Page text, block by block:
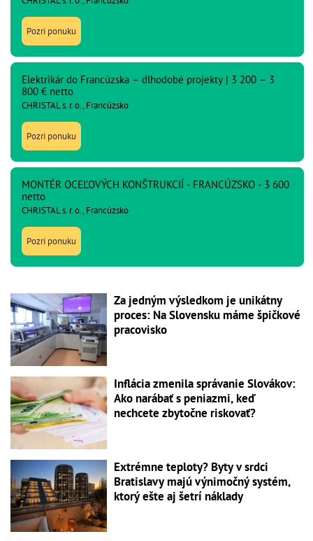
Pozri ponuku
Elektrikár do Francúzska – dlhodobé projekty | 3 200 – 3
800 € netto
CHRISTAL s. r. o., Francúzsko
Pozri ponuku
MONTÉR OCEĽOVÝCH KONŠTRUKCIÍ - FRANCÚZSKO - 3 600
netto
CHRISTAL s. r. o., Francúzsko
Pozri ponuku
Za jedným výsledkom je unikátny
proces: Na Slovensku máme špičkové
pracovisko
Inflácia zmenila správanie Slovákov:
Ako narábať s peniazmi, keď
nechcete zbytočne riskovať?
Extrémne teploty? Byty v srdci
Bratislavy majú výnimočný systém,
ktorý ešte aj šetrí náklady